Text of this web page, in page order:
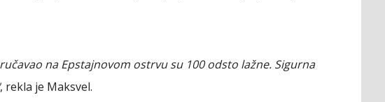
na Epstajnovom ostrvu su 100 odsto lažne. Sigurna
, rekla je Maksvel.